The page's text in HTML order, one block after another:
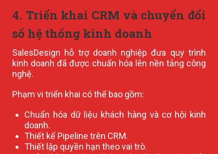
4. Triển khai CRM và chuyển đổi
số hệ thống kinh doanh
SalesDesign hỗ trợ doanh nghiệp đưa quy trình
kinh doanh đã được chuẩn hóa lên nền tảng công
nghệ.
Phạm vi triển khai có thể bao gồm:
Chuẩn hóa dữ liệu khách hàng và cơ hội kinh
doanh.
Thiết kế Pipeline trên CRM.
Thiết lập quyền hạn theo vai trò.